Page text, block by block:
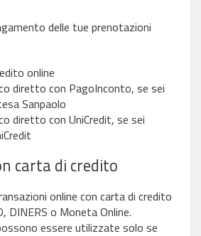
delle tue prenotazioni
online
diretto con PagoInconto, se sei
Sanpaolo
diretto con UniCredit, se sei
carta di credito
online con carta di credito
DINERS o Moneta Online.
essere utilizzate solo se